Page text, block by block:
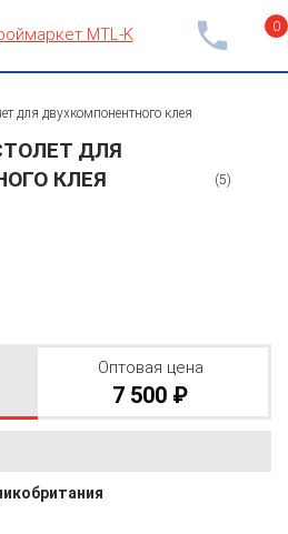
0
для двухкомпонентного клея
ДЛЯ
КЛЕЯ
(5)
Оптовая цена
7 500 ₽